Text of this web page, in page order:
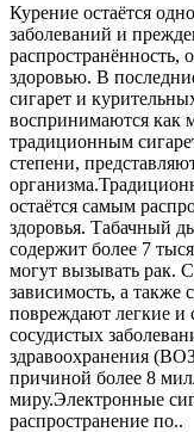
Курение остаётся
заболеваний и
распространённость,
здоровью. В
сигарет и
воспринимаются как
традиционным
степени,
остаётся самым
здоровья. Табачный
содержит более 7
могут вызывать рак.
зависимость, а также
повреждают легкие и
сосудистых
здравоохранения
причиной более 8
миру.Электронные
распространение по..